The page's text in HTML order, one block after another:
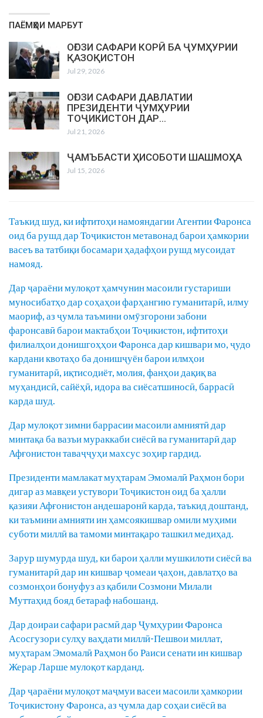
ПАЁМҲОИ МАРБУТ
ОҒОЗИ САФАРИ КОРӢ БА ҶУМҲУРИИ
ҚАЗОҚИСТОН
Jul 29, 2026
ОҒОЗИ САФАРИ ДАВЛАТИИ
ПРЕЗИДЕНТИ ҶУМҲУРИИ
ТОҶИКИСТОН ДАР…
Jul 21, 2026
ҶАМЪБАСТИ ҲИСОБОТИ ШАШМОҲА
Jul 15, 2026
Таъкид шуд, ки ифтитоҳи намояндагии Агентии Фаронса
оид ба рушд дар Тоҷикистон метавонад барои ҳамкории
васеъ ва татбиқи босамари ҳадафҳои рушд мусоидат
намояд.
Дар ҷараёни мулоқот ҳамчунин масоили густариши
муносибатҳо дар соҳаҳои фарҳангию гуманитарӣ, илму
маориф, аз ҷумла таъмини омӯзгорони забони
фаронсавӣ барои мактабҳои Тоҷикистон, ифтитоҳи
филиалҳои донишгоҳҳои Фаронса дар кишвари мо, ҷудо
кардани квотаҳо ба донишҷуён барои илмҳои
гуманитарӣ, иқтисодиёт, молия, фанҳои дақиқ ва
муҳандисӣ, сайёҳӣ, идора ва сиёсатшиносӣ, баррасӣ
карда шуд.
Дар мулоқот зимни баррасии масоили амниятӣ дар
минтақа ба вазъи мураккаби сиёсӣ ва гуманитарӣ дар
Афғонистон таваҷҷуҳи махсус зоҳир гардид.
Президенти мамлакат муҳтарам Эмомалӣ Раҳмон бори
дигар аз мавқеи устувори Тоҷикистон оид ба ҳалли
қазияи Афғонистон андешаронӣ карда, таъкид доштанд,
ки таъмини амнияти ин ҳамсоякишвар омили муҳими
суботи миллӣ ва тамоми минтақаро ташкил медиҳад.
Зарур шумурда шуд, ки барои ҳалли мушкилоти сиёсӣ ва
гуманитарӣ дар ин кишвар ҷомеаи ҷаҳон, давлатҳо ва
созмонҳои бонуфуз аз қабили Созмони Милали
Муттаҳид бояд бетараф набошанд.
Дар доираи сафари расмӣ дар Ҷумҳурии Фаронса
Асосгузори сулҳу ваҳдати миллӣ-Пешвои миллат,
муҳтарам Эмомалӣ Раҳмон бо Раиси сенати ин кишвар
Жерар Ларше мулоқот карданд.
Дар ҷараёни мулоқот маҷмуи васеи масоили ҳамкории
Тоҷикистону Фаронса, аз ҷумла дар соҳаи сиёсӣ ва